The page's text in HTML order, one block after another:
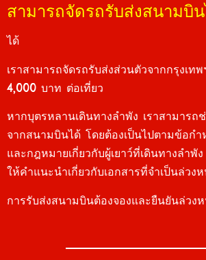
สามารถจัดรถรับส่งสนามบิ
ได้
เราสามารถจัดรถรับส่งส่วนตัวจากกรุงเท
4,000 บาท ต่อเที่ยว
หากบุตรหลานเดินทางลำพัง เราสามารถ
จากสนามบินได้ โดยต้องเป็นไปตามข้อก
และกฎหมายเกี่ยวกับผู้เยาว์ที่เดินทางลำพั
ให้คำแนะนำเกี่ยวกับเอกสารที่จำเป็นล่วง
การรับส่งสนามบินต้องจองและยืนยันล่วง